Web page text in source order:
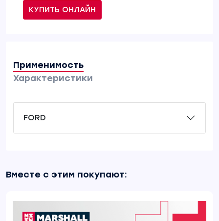
КУПИТЬ ОНЛАЙН
Применимость
Характеристики
FORD
Вместе с этим покупают: